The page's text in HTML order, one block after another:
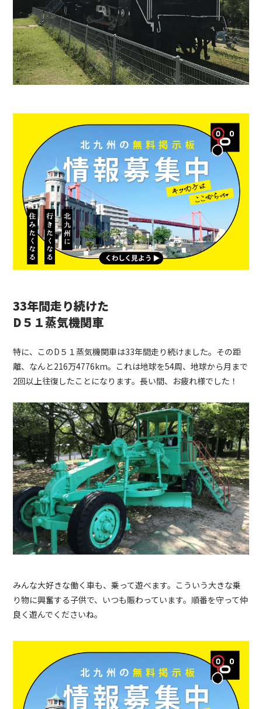
33年間走り続けた
D５１蒸気機関車
特に、このD５１蒸気機関車は33年間走り続けました。その距
離、なんと216万4776km。これは地球を54周、地球から月まで
2回以上往復したことになります。長い間、お疲れ様でした！
みんな大好きな働く車も、乗って遊べます。こういう大きな乗
り物に興奮する子供で、いつも賑わっています。順番を守って仲
良く遊んでくださいね。